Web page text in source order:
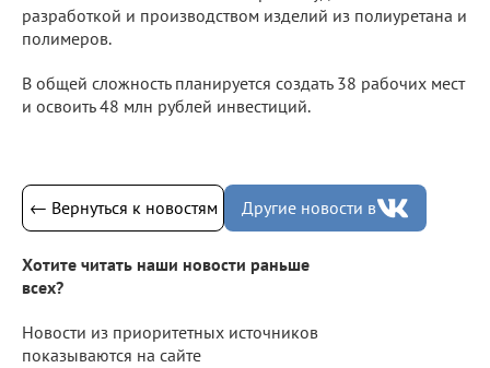
разработкой и производством изделий из полиуретана и
полимеров.
В общей сложность планируется создать 38 рабочих мест
и освоить 48 млн рублей инвестиций.
← Вернуться к новостям Другие новости в
Хотите читать наши новости раньше
всех?
Новости из приоритетных источников
показываются на сайте